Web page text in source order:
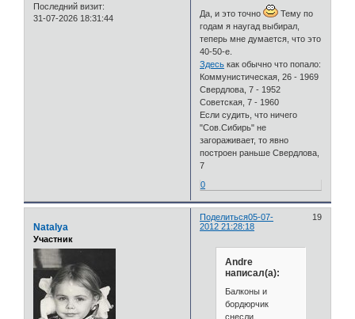
Последний визит:
31-07-2026 18:31:44
Да, и это точно
Тему по
годам я наугад выбирал,
теперь мне думается, что это
40-50-е.
Здесь как обычно что попало:
Коммунистическая, 26 - 1969
Свердлова, 7 - 1952
Советская, 7 - 1960
Если судить, что ничего
"Сов.Сибирь" не
загораживает, то явно
построен раньше Свердлова,
7
0
Поделиться 19
05-07-
2012 21:28:18
Natalya
Участник
Andre
написал(а):
Балконы и
бордюрчик
снесли,